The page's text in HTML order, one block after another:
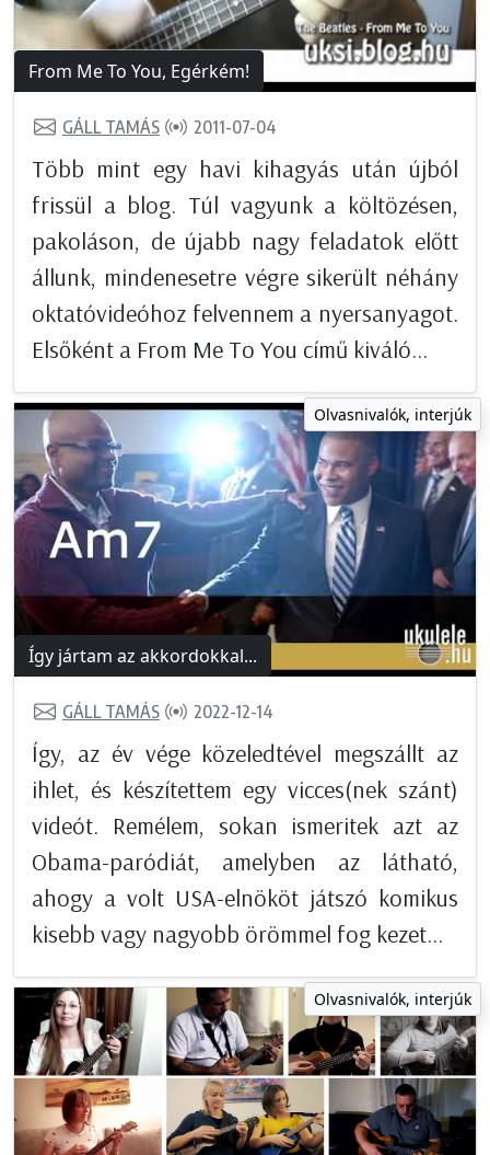
From Me To You, Egérkém!
GÁLL TAMÁS 2011-07-04
Több mint egy havi kihagyás után újból
frissül a blog. Túl vagyunk a költözésen,
pakoláson, de újabb nagy feladatok előtt
állunk, mindenesetre végre sikerült néhány
oktatóvideóhoz felvennem a nyersanyagot.
Elsőként a From Me To You című kiváló...
Olvasnivalók, interjúk
Így jártam az akkordokkal...
GÁLL TAMÁS 2022-12-14
Így, az év vége közeledtével megszállt az
ihlet, és készítettem egy vicces(nek szánt)
videót. Remélem, sokan ismeritek azt az
Obama-paródiát, amelyben az látható,
ahogy a volt USA-elnököt játszó komikus
kisebb vagy nagyobb örömmel fog kezet...
Olvasnivalók, interjúk